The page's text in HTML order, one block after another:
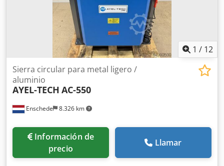
1 / 12
Enschede 8.326 km
Sierra circular para metal ligero /
aluminio
AYEL-TECH AC-550
Información de
precio
Llamar